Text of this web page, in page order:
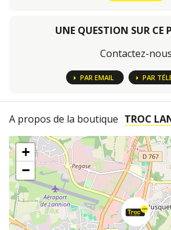
UNE QUESTION SUR CE
Contactez-nous
PAR EMAIL PAR
A propos de la boutique TROC
+
−